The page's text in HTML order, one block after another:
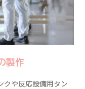
製作
クや反応設備用タン